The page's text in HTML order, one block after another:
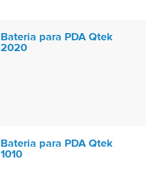
Bateria para PDA Qtek
2020
Bateria para PDA Qtek
1010